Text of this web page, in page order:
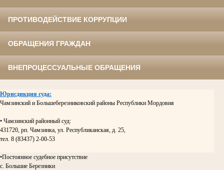
ПРОТИВОДЕЙСТВИЕ КОРРУПЦИИ
ОБРАЩЕНИЯ ГРАЖДАН
ВНЕПРОЦЕССУАЛЬНЫЕ ОБРАЩЕНИЯ
Юрисдикция суда:
Чамзинский и Большеберезниковский районы Республики Мордовия
• Чамзинский районный суд:
431720, рп. Чамзинка, ул. Республиканская, д. 25,
тел. 8 (83437) 2-00-53
•Постоянное судебное присутствие
с. Большие Березники